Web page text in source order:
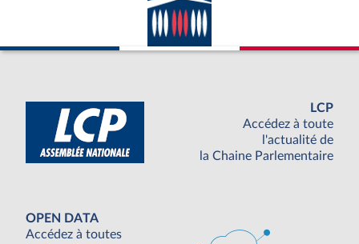
LCP
Accédez à toute
l'actualité de
la Chaine Parlementaire
OPEN DATA
Accédez à toutes